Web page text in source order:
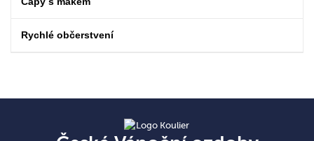
Rychlé občerstvení